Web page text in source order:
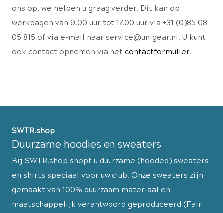
ons op, we helpen u graag verder. Dit kan op
werkdagen van 9.00 uur tot 17.00 uur via +31 (0)85 08
05 815 of via e-mail naar service@unigear.nl. U kunt
ook contact opnemen via het contactformulier.
SWTR.shop
Duurzame hoodies en sweaters
Bij SWTR.shop shopt u duurzame (hooded) sweaters
en shirts speciaal voor uw club. Onze sweaters zijn
gemaakt van 100% duurzaam materiaal en
maatschappelijk verantwoord geproduceerd (Fair